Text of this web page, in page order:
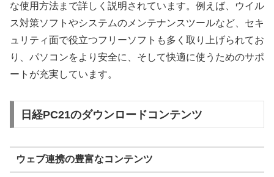
な使用方法まで詳しく説明されています。例えば、ウイル
ス対策ソフトやシステムのメンテナンスツールなど、セキ
ュリティ面で役立つフリーソフトも多く取り上げられてお
り、パソコンをより安全に、そして快適に使うためのサポ
ートが充実しています。
日経PC21のダウンロードコンテンツ
ウェブ連携の豊富なコンテンツ